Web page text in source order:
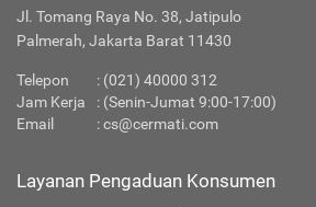
Jl. Tomang Raya No. 38, Jatipulo
Palmerah, Jakarta Barat 11430
Telepon : (021) 40000 312
Jam Kerja
: (Senin-Jumat 9:00-17:00)
Email
:cs@cermati.com
Layanan Pengaduan Konsumen